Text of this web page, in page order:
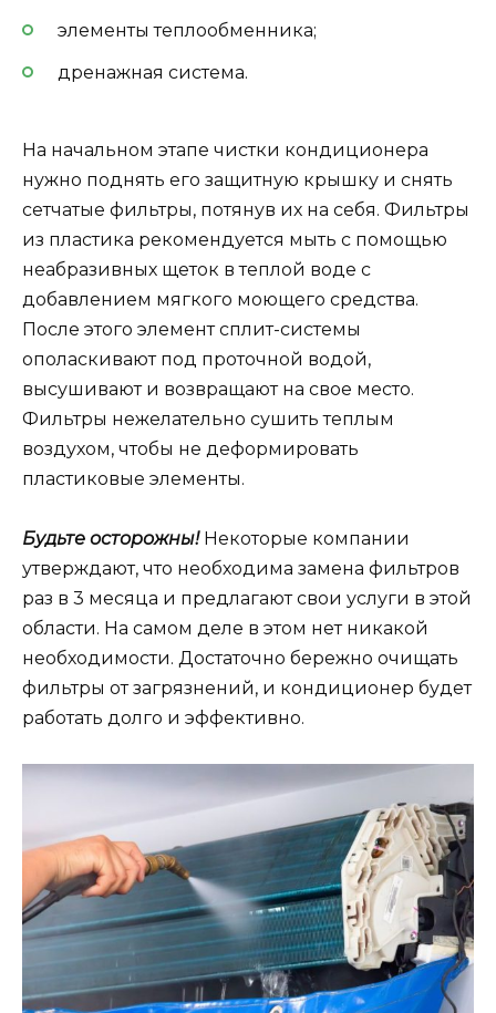
элементы теплообменника;
дренажная система.
На начальном этапе чистки кондиционера
нужно поднять его защитную крышку и снять
сетчатые фильтры, потянув их на себя. Фильтры
из пластика рекомендуется мыть с помощью
неабразивных щеток в теплой воде с
добавлением мягкого моющего средства.
После этого элемент сплит-системы
ополаскивают под проточной водой,
высушивают и возвращают на свое место.
Фильтры нежелательно сушить теплым
воздухом, чтобы не деформировать
пластиковые элементы.
Будьте осторожны!Некоторые компании
утверждают, что необходима замена фильтров
раз в 3 месяца и предлагают свои услуги в этой
области. На самом деле в этом нет никакой
необходимости. Достаточно бережно очищать
фильтры от загрязнений, и кондиционер будет
работать долго и эффективно.